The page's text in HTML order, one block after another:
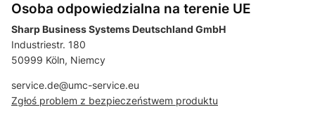
Osoba odpowiedzialna na terenie UE
Sharp Business Systems Deutschland GmbH
Industriestr. 180
50999 Köln, Niemcy
service.de@umc-service.eu
Zgłoś problem z bezpieczeństwem produktu